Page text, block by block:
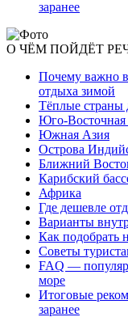
заранее
О ЧЁМ ПОЙДЁТ
Почему важно
отдыха зимой
Тёплые страны
Юго-Восточная
Южная Азия
Острова
Ближний
Карибский
Африка
Где дешевле
Варианты
Как подобрать
Советы
FAQ —
море
Итоговые
заранее